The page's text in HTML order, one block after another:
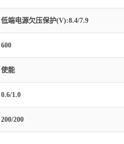
低端电源欠压保护(V):8.4/7.9
600
使能
0.6/1.0
200/200